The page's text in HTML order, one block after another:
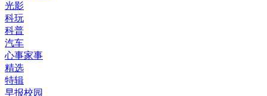
光影
科玩
科普
汽车
心事家事
精选
特辑
早报校园